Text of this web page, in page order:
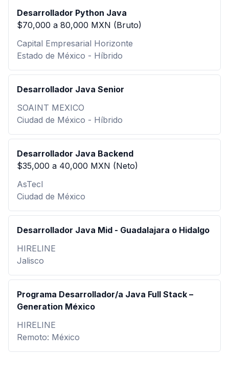
Desarrollador Python Java
$70,000 a 80,000 MXN (Bruto)
Capital Empresarial Horizonte
Estado de México - Híbrido
Desarrollador Java Senior
SOAINT MEXICO
Ciudad de México - Híbrido
Desarrollador Java Backend
$35,000 a 40,000 MXN (Neto)
AsTecI
Ciudad de México
Desarrollador Java Mid - Guadalajara o Hidalgo
HIRELINE
Jalisco
Programa Desarrollador/a Java Full Stack –
Generation México
HIRELINE
Remoto: México